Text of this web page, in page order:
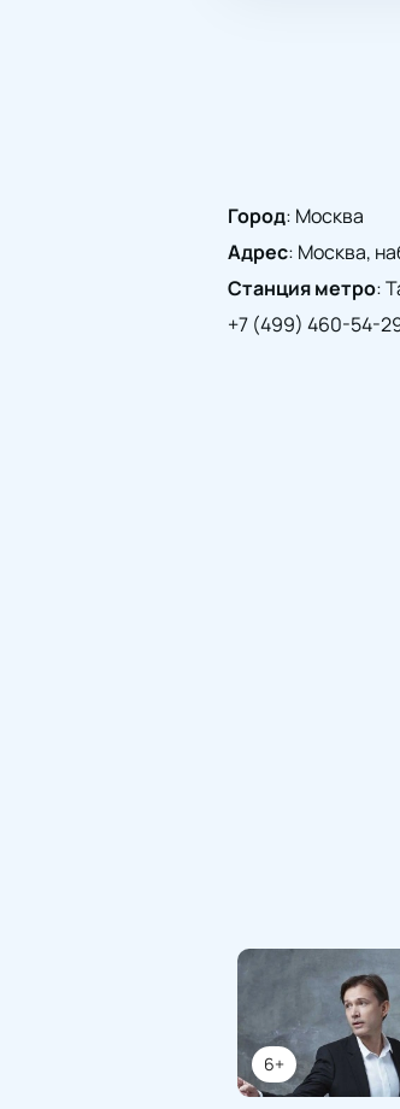
Город: Москва
Адрес: Москва,
Станция метро:
+7 (499) 460-54-
6+